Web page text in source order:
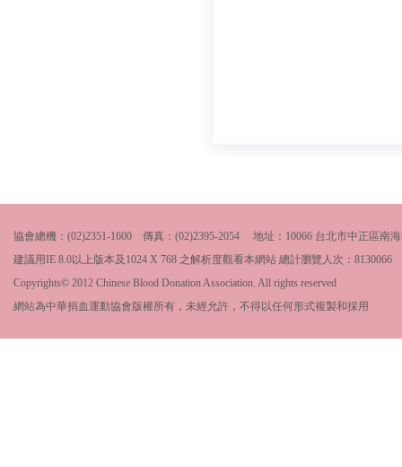
協會總機：(02)2351-1600 傳真：(02)2395-2054 地址：10066 台北市中正區南
建議用IE 8.0以上版本及1024 X 768 之解析度觀看本網站 總計瀏覽人次： 8130066
Copyrights© 2012 Chinese Blood Donation Association. All rights reserved
網站為中華捐血運動協會版權所有，未經允許，不得以任何形式複製和採用